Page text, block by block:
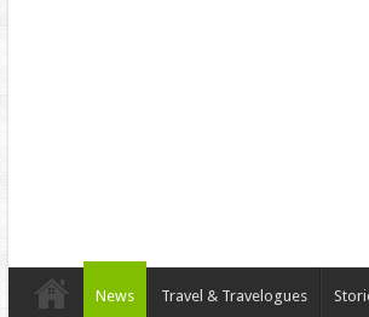
News Travel & Travelogues